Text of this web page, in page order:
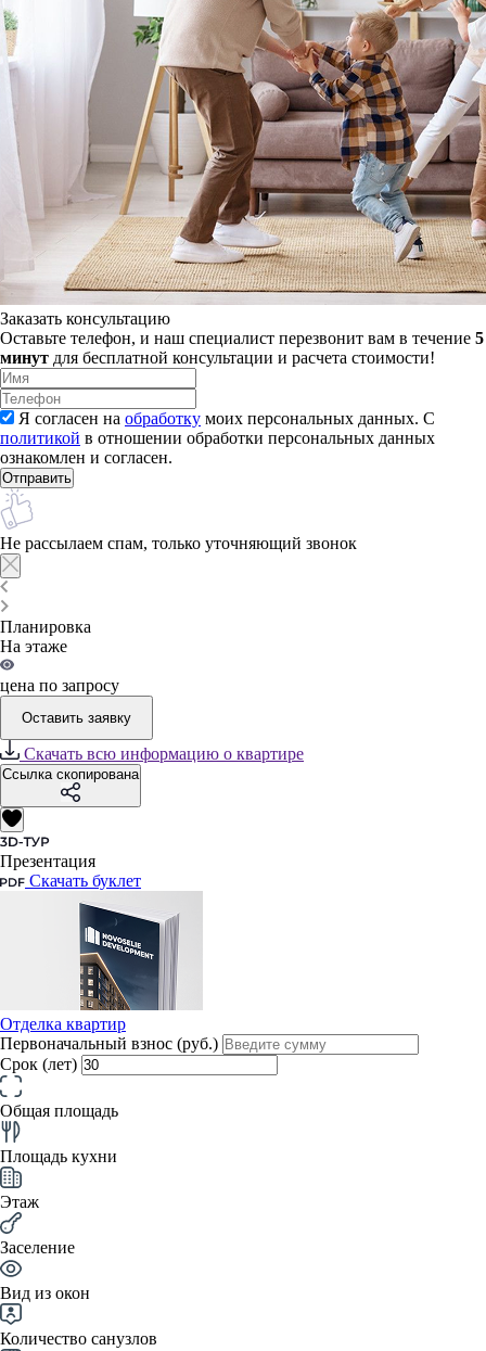
Заказать консультацию
Оставьте телефон, и наш специалист перезвонит вам в течение 5
минут для бесплатной консультации и расчета стоимости!
Я согласен на обработку моих персональных данных. С
политикой в отношении обработки персональных данных
ознакомлен и согласен.
Не рассылаем спам, только уточняющий звонок
Планировка
На этаже
цена по запросу
Оставить заявку
Скачать всю информацию о квартире
Ссылка скопирована
Презентация
Скачать буклет
Отделка квартир
Первоначальный взнос (руб.)
Срок (лет)
Общая площадь
Площадь кухни
Этаж
Заселение
Вид из окон
Количество санузлов